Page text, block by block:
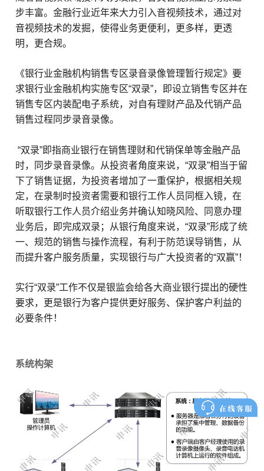
步丰富。金融行业近年来大力引入音视频技术，通过对
音视频技术的发掘，使得业务更便利，更多样，更透
明，更合规。
《银行业金融机构销售专区录音录像管理暂行规定》要
求银行业金融机构实施专区“双录”，即设立销售专区并在
销售专区内装配电子系统，对自有理财产品及代销产品
销售过程同步录音录像。
“双录”即指商业银行在销售理财和代销保单等金融产品
时，同步录音录像。从投资者角度来说，“双录”相当于留
下了销售证据，为投资者增加了一重保护，根据相关规
定，在录制时投资者需要和银行工作人员同框入镜，在
听取银行工作人员介绍业务并确认知晓风险、同意办理
业务后，即完成双录；从银行角度来说，“双录”形成了统
一、规范的销售与操作流程，有利于防范误导销售，从
而提升客户服务质量，实现银行与广大投资者的“双赢”！
实行“双录”工作不仅是银监会给各大商业银行提出的硬性
要求，更是银行为客户提供更好服务、保护客户利益的
必要条件！
系统构架